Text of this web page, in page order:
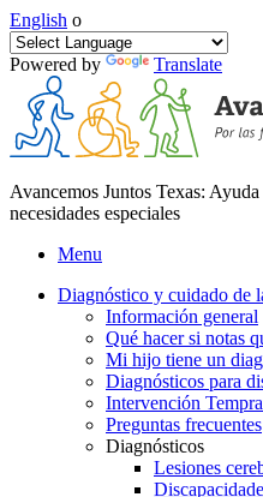
English o
Powered by Translate
Avancemos Juntos Texas:
necesidades especiales
Menu
Diagnóstico y cuidado de
Información general
Qué hacer si notas
Mi hijo tiene un
Diagnósticos para
Intervención
Preguntas frecuentes
Diagnósticos
Lesiones